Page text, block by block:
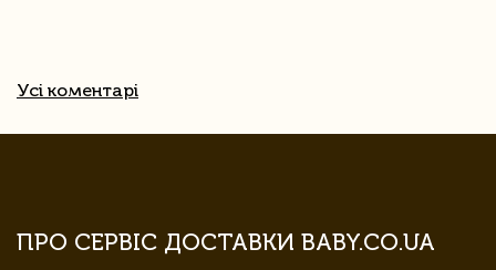
Усі коментарі
ПРО СЕРВІС ДОСТАВКИ BABY.CO.UA